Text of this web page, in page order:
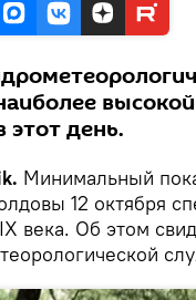
этот день.
Минимальный
12 октября
века. Об этом